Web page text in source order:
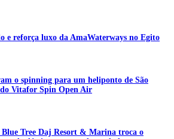
e reforça luxo da AmaWaterways no Egito
o spinning para um heliponto de São
Vitafor Spin Open Air
Tree Daj Resort & Marina troca o